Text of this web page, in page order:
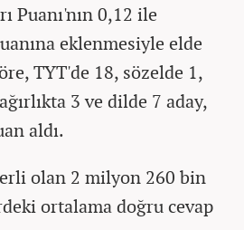
Puanı'nın 0,12 ile
eklenmesiyle elde
TYT'de 18, sözelde 1,
3 ve dilde 7 aday,
aldı.
olan 2 milyon 260 bin
ortalama doğru cevap